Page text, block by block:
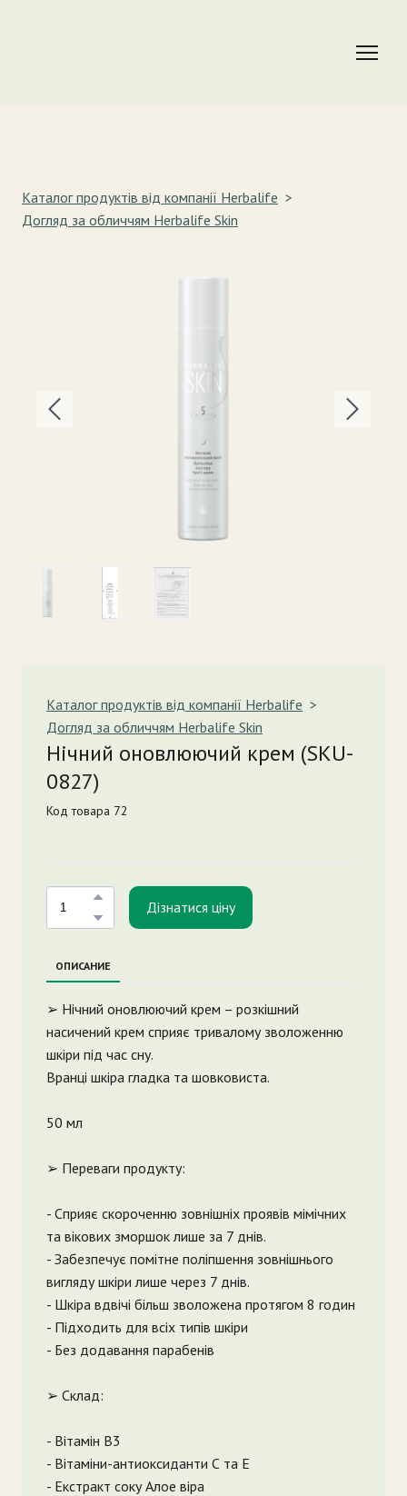
Каталог продуктів від компанії Herbalife
Догляд за обличчям Herbalife Skin
Каталог продуктів від компанії Herbalife
Догляд за обличчям Herbalife Skin
Нічний оновлюючий крем (SKU-
0827)
Код товара 72
Дізнатися ціну
ОПИСАНИЕ
➢ Нічний оновлюючий крем – розкішний
насичений крем сприяє тривалому зволоженню
шкіри під час сну.
Вранці шкіра гладка та шовковиста.
50 мл
➢ Переваги продукту:
- Сприяє скороченню зовнішніх проявів мімічних
та вікових зморшок лише за 7 днів.
- Забезпечує помітне поліпшення зовнішнього
вигляду шкіри лише через 7 днів.
- Шкіра вдвічі більш зволожена протягом 8 годин
- Підходить для всіх типів шкіри
- Без додавання парабенів
➢ Склад:
- Вітамін В3
- Вітаміни-антиоксиданти С та Е
- Екстракт соку Алое віра